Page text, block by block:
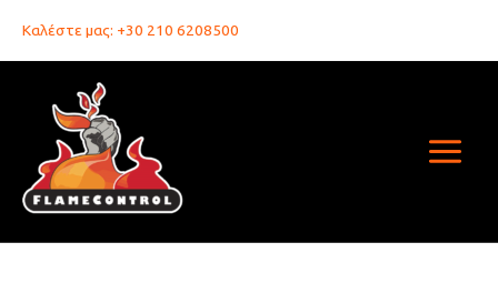
στο
περιεχόμενο
Καλέστε μας: +30 210 6208500